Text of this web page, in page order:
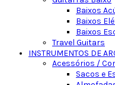
Baixos
Baixos
Baixos
Travel Guitars
INSTRUMENTOS DE
Acessórios /
Sacos e